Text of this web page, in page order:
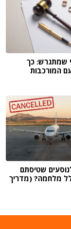
שמתגרש: כך
המורכבות
שטיסתם
מלחמה? (מדריך